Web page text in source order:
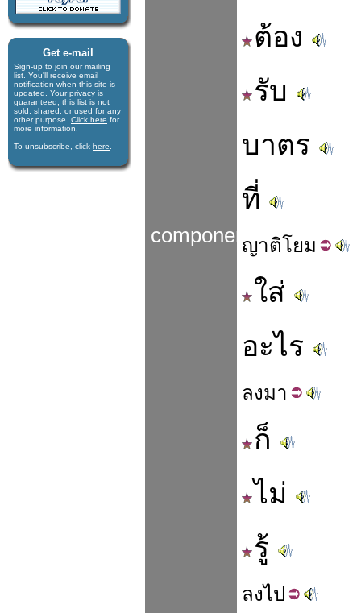
Get e-mail
Sign-up to join our mail­ing
list. You'll receive e­mail
notification when this site is
updated. Your privacy is
guaran­teed; this list is not
sold, shared, or used for any
other purpose. Click here for
more infor­mation.
To unsubscribe, click here
components
ต้อง
รับ
บาตร
ที่
ญาติโยม
ใส่
อะไร
ลงมา
ก็
ไม่
รู้
ลงไป